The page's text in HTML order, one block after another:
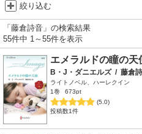
絞り込む
「藤倉詩音」の検索結果
55件中 1～55件を表示
エメラルドの瞳の天
B・J・ダニエルズ / 藤倉
ライトノベル、ハーレクイン
1巻
673pt
(5.0)
投稿数1件